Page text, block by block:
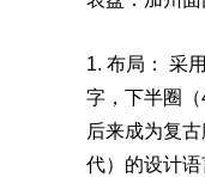
1. 布局： 采
字，下半圈
后来成为复
代）的设计语